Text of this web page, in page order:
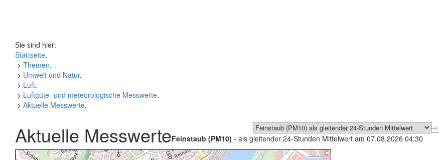
Sie sind hier:
Startseite.
> Themen.
> Umwelt und Natur.
> Luft.
> Luftgüte- und meteorologische Messwerte.
> Aktuelle Messwerte.
Aktuelle MesswerteFeinstaub (PM10) - als gleitender 24-Stunden Mittelwert am 07.08.2026 04:30